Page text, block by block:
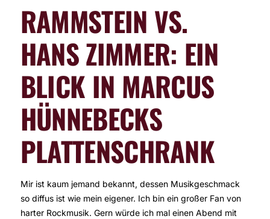
RAMMSTEIN VS.
HANS ZIMMER: EIN
BLICK IN MARCUS
HÜNNEBECKS
PLATTENSCHRANK
Mir ist kaum jemand bekannt, dessen Musikgeschmack
so diffus ist wie mein eigener. Ich bin ein großer Fan von
harter Rockmusik. Gern würde ich mal einen Abend mit